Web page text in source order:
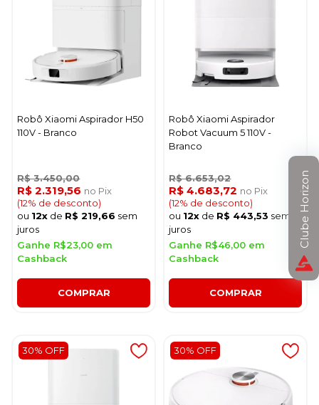
Robô Xiaomi Aspirador H50
110V - Branco
R$ 3.450,00
R$ 2.319,56 no Pix
(12% de desconto)
ou 12x de R$ 219,66 sem
juros
Ganhe R$23,00 em
Cashback
COMPRAR
Robô Xiaomi Aspirador
Robot Vacuum 5 110V -
Branco
R$ 6.653,02
R$ 4.683,72 no Pix
(12% de desconto)
ou 12x de R$ 443,53 sem
juros
Ganhe R$46,00 em
Cashback
COMPRAR
30% OFF 30% OFF
Clube Horizon